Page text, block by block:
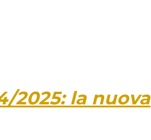
2025: la nuova